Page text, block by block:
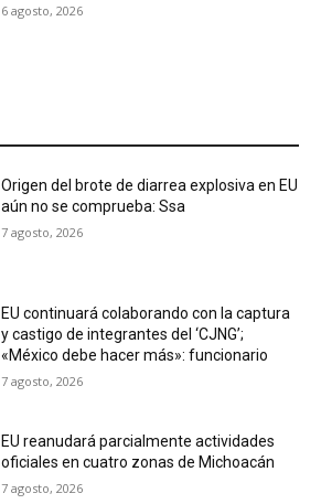
6 agosto, 2026
Origen del brote de diarrea explosiva en EU
aún no se comprueba: Ssa
7 agosto, 2026
EU continuará colaborando con la captura
y castigo de integrantes del ‘CJNG’;
«México debe hacer más»: funcionario
7 agosto, 2026
EU reanudará parcialmente actividades
oficiales en cuatro zonas de Michoacán
7 agosto, 2026